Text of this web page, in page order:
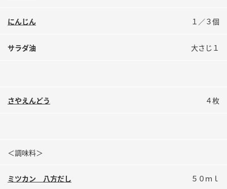
人気商品 ＋ おすすめレシピ
業務用サイト
にんじん １／３個
サラダ油 大さじ１
さやえんどう ４枚
＜調味料＞
ミツカン 八方だし ５０ｍｌ